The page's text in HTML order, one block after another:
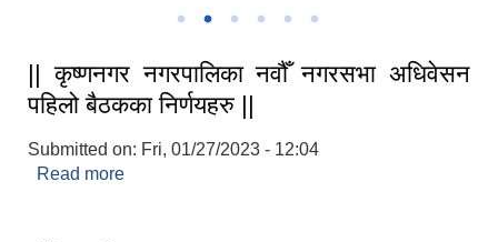
|| कृष्णनगर नगरपालिका नवौँ नगरसभा अधिवेसन
पहिलो बैठकका निर्णयहरु ||
Submitted on: Fri, 01/27/2023 - 12:04
Read more